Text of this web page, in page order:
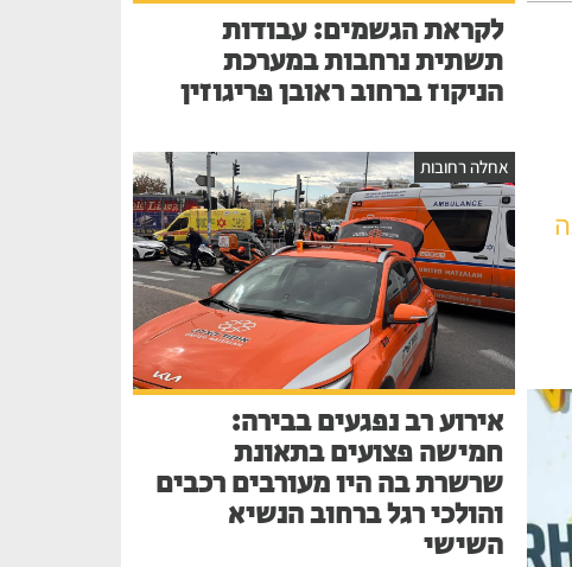
לקראת הגשמים: עבודות
תשתית נרחבות במערכת
הניקוז ברחוב ראובן פריגוזין
אחלה רחובות
אירוע רב נפגעים בבירה:
חמישה פצועים בתאונת
שרשרת בה היו מעורבים רכבים
והולכי רגל ברחוב הנשיא
השישי